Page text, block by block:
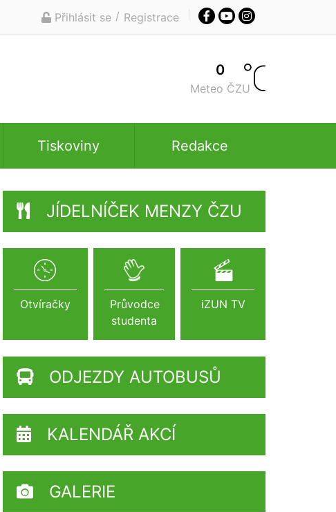
Přihlásit se / Registrace
0
Meteo ČZU
Tiskoviny Redakce
JÍDELNÍČEK MENZY ČZU
Otvíračky
Průvodce
studenta
iZUN TV
ODJEZDY AUTOBUSŮ
KALENDÁŘ AKCÍ
GALERIE